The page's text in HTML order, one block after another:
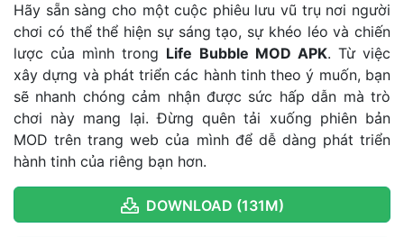
Hãy sẵn sàng cho một cuộc phiêu lưu vũ trụ nơi người
chơi có thể thể hiện sự sáng tạo, sự khéo léo và chiến
lược của mình trong Life Bubble MOD APK. Từ việc
xây dựng và phát triển các hành tinh theo ý muốn, bạn
sẽ nhanh chóng cảm nhận được sức hấp dẫn mà trò
chơi này mang lại. Đừng quên tải xuống phiên bản
MOD trên trang web của mình để dễ dàng phát triển
hành tinh của riêng bạn hơn.
DOWNLOAD (131M)